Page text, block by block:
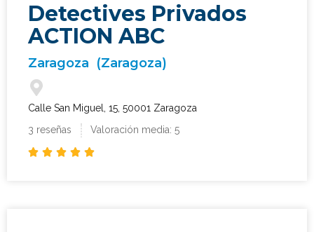
Detectives Privados
ACTION ABC
Zaragoza (Zaragoza)
Calle San Miguel, 15, 50001 Zaragoza
3 reseñas
Valoración media: 5
    